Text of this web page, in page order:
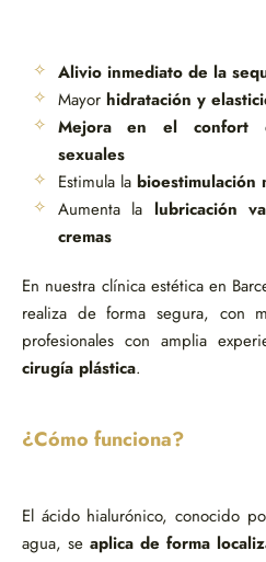
Alivio inmediato de la
Mayor hidratación y
Mejora en el confort
sexuales
Estimula la bioestimulación
Aumenta la lubricación
cremas
En nuestra clínica estética en
realiza de forma segura, con
profesionales con amplia
cirugía plástica.
¿Cómo funciona?
El ácido hialurónico, conocido
agua, se aplica de forma